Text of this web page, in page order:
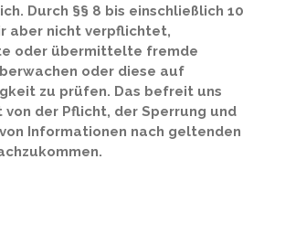
Durch §§ 8 bis einschließlich 10
aber nicht verpflichtet,
oder übermittelte fremde
oder diese auf
zu prüfen. Das befreit uns
von der Pflicht, der Sperrung und
Informationen nach geltenden